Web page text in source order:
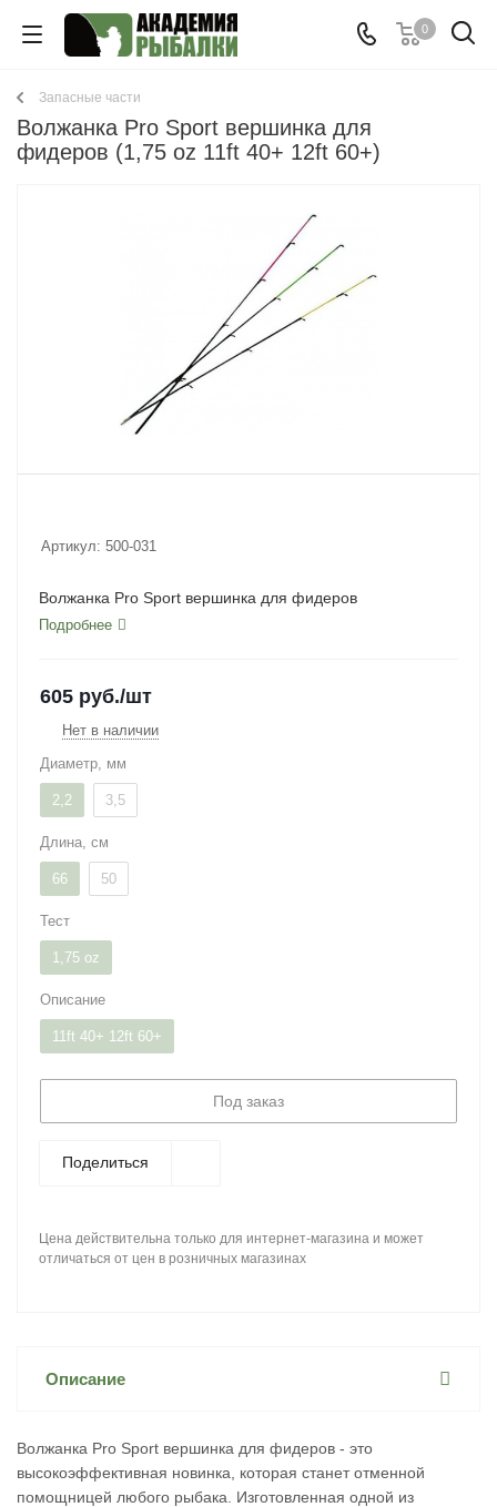
0
Запасные части
Волжанка Pro Sport вершинка для
фидеров (1,75 oz 11ft 40+ 12ft 60+)
Артикул: 500-031
Волжанка Pro Sport вершинка для фидеров
Подробнее
605 руб./шт
Нет в наличии
Диаметр, мм
2,2 3,5
Длина, см
66 50
Тест
1,75 oz
Описание
11ft 40+ 12ft 60+
Под заказ
Поделиться
Цена действительна только для интернет-магазина и может
отличаться от цен в розничных магазинах
Описание
Волжанка Pro Sport вершинка для фидеров - это
высокоэффективная новинка, которая станет отменной
помощницей любого рыбака. Изготовленная одной из